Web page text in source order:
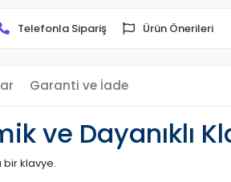
Telefonla Sipariş Ürün Önerileri
Garanti ve İade
ve Dayanıklı
bir klavye.